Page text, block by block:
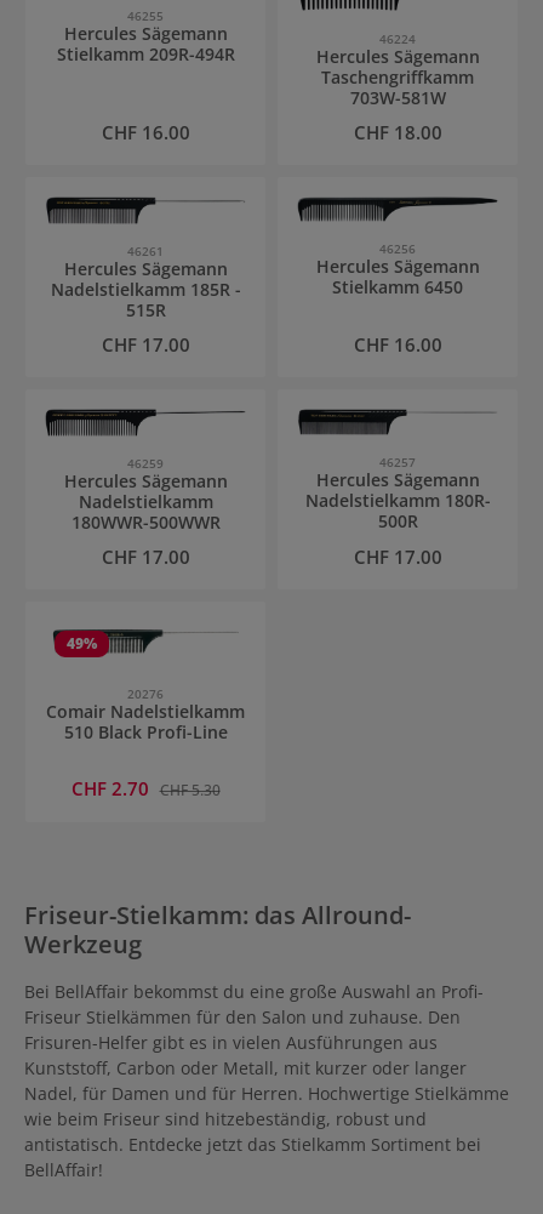
46255
Hercules Sägemann
Stielkamm 209R-494R
Regulärer Preis:
CHF 16.00
46224
Hercules Sägemann
Taschengriffkamm
703W-581W
Regulärer Preis:
CHF 18.00
46261
Hercules Sägemann
Nadelstielkamm 185R -
515R
Regulärer Preis:
CHF 17.00
46256
Hercules Sägemann
Stielkamm 6450
Regulärer Preis:
CHF 16.00
46259
Hercules Sägemann
Nadelstielkamm
180WWR-500WWR
Regulärer Preis:
CHF 17.00
46257
Hercules Sägemann
Nadelstielkamm 180R-
500R
Regulärer Preis:
CHF 17.00
49%
20276
Comair Nadelstielkamm
510 Black Profi-Line
Verkaufspreis:
CHF 2.70 Regulärer Preis:
CHF 5.30
Friseur-Stielkamm: das Allround-
Werkzeug
Bei BellAffair bekommst du eine große Auswahl an Profi-
Friseur Stielkämmen für den Salon und zuhause. Den
Frisuren-Helfer gibt es in vielen Ausführungen aus
Kunststoff, Carbon oder Metall, mit kurzer oder langer
Nadel, für Damen und für Herren. Hochwertige Stielkämme
wie beim Friseur sind hitzebeständig, robust und
antistatisch. Entdecke jetzt das Stielkamm Sortiment bei
BellAffair!